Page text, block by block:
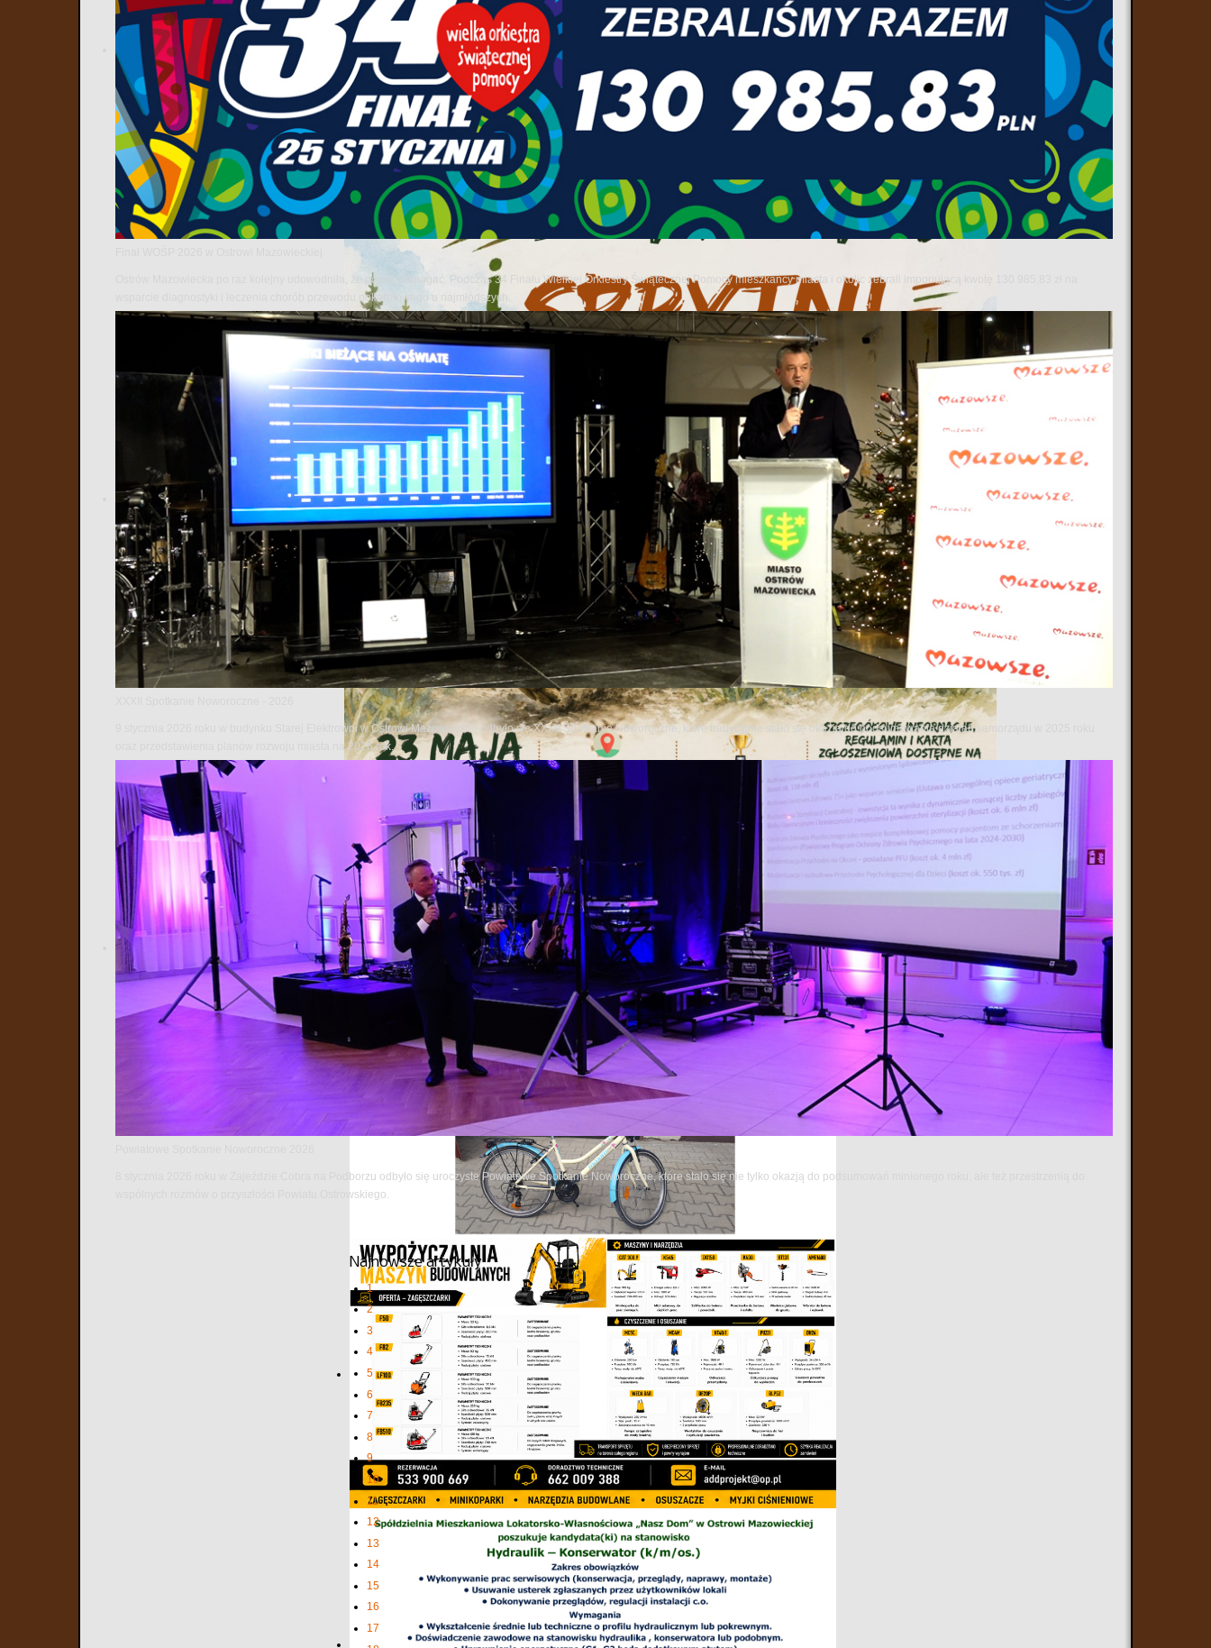
Ostrów Mazowiecka po raz kolejny udowodniła, że potrafi pomagać. Podczas 34 Finału Wielkiej Orkiestry Świątecznej Pomocy mieszkańcy miasta i okolic zebrali imponującą kwotę 130 985,83 zł na
wsparcie diagnostyki i leczenia chorób przewodu pokarmowego u najmłodszych.
9 stycznia 2026 roku w budynku Starej Elektrowni w Ostrowi Mazowieckiej odbyło się XXXII Spotkanie Noworoczne, które tradycyjnie stało się okazją do podsumowania działań samorządu w 2025 roku
oraz przedstawienia planów rozwoju miasta na 2026 rok.
8 stycznia 2026 roku w Zajeździe Cobra na Podborzu odbyło się uroczyste Powiatowe Spotkanie Noworoczne, które stało się nie tylko okazją do podsumowań minionego roku, ale też przestrzenią do
wspólnych rozmów o przyszłości Powiatu Ostrowskiego.
Źródło zdjęcia: MBP w Ostrowi Mazowieckiej
Najnowsze artykuły
1
2
3
4
5
6
7
8
9
10
11
12
13
14
15
16
17